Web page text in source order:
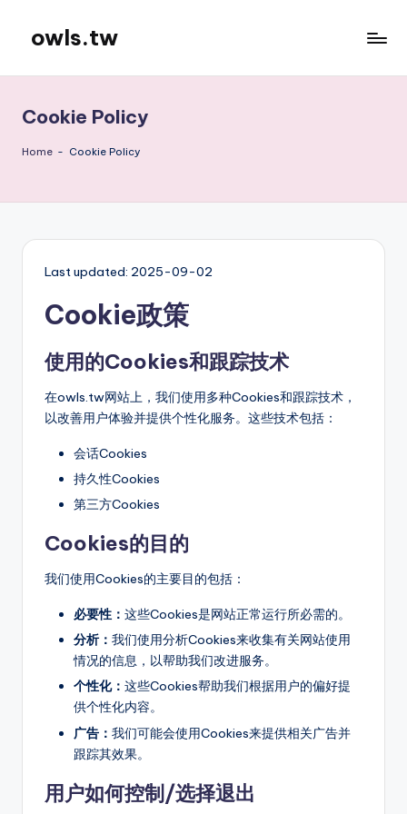
content
owls.tw
Cookie Policy
Home - Cookie Policy
Last updated: 2025-09-02
Cookie政策
使用的Cookies和跟踪技术
在owls.tw网站上，我们使用多种Cookies和跟踪技术，
以改善用户体验并提供个性化服务。这些技术包括：
会话Cookies
持久性Cookies
第三方Cookies
Cookies的目的
我们使用Cookies的主要目的包括：
必要性： 这些Cookies是网站正常运行所必需的。
分析： 我们使用分析Cookies来收集有关网站使用
情况的信息，以帮助我们改进服务。
个性化： 这些Cookies帮助我们根据用户的偏好提
供个性化内容。
广告： 我们可能会使用Cookies来提供相关广告并
跟踪其效果。
用户如何控制/选择退出